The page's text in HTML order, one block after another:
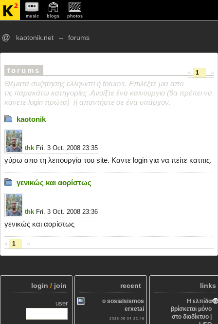
music blogs photos
@ kaotonik.net → forums
forums « 1 »
Θέματα συζητησης ελληνιστί ή forums. Επιλέξτε μια απο
τις παρακάτω κατηγορίες .Ανοίξτε ένα καινουργιο (θα πρέπει να
κάνετε login πρώτα) ή απαντήστε σε ένα υπάρχον.
kaotonik
thk Fri. 3 Oct. 2008 23:35
γύρω απο τη λειτουργία του site. Kαντε login για να πείτε κατιτις.
γενικώς και αορίστως
thk Fri. 3 Oct. 2008 23:36
γενικώς και αορίστως
« 1 »
login / join
user
recent
o sosialsismos
erxetai
2026-08-04 22:45
links
Η ελπίδα
βρίσκεται μόνο
στο διαδίκτυο |